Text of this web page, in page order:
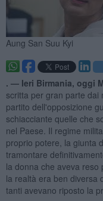
Aung San Suu Kyi
. — Ieri Birmania, oggi
scritta per gran parte dai
partito dell'opposizione
schiacciante quelle che
nel Paese. Il regime
proprio potere, la giunta
tramontare
la donna che aveva reso
la realtà era ben diversa
tanti avevano riposto la